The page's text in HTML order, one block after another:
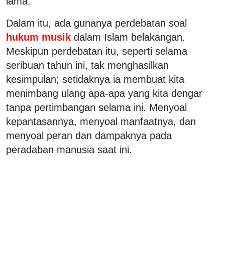
Dalam itu, ada gunanya perdebatan soal
hukum musik dalam Islam belakangan.
Meskipun perdebatan itu, seperti selama
seribuan tahun ini, tak menghasilkan
kesimpulan; setidaknya ia membuat kita
menimbang ulang apa-apa yang kita dengar
tanpa pertimbangan selama ini. Menyoal
kepantasannya, menyoal manfaatnya, dan
menyoal peran dan dampaknya pada
peradaban manusia saat ini.